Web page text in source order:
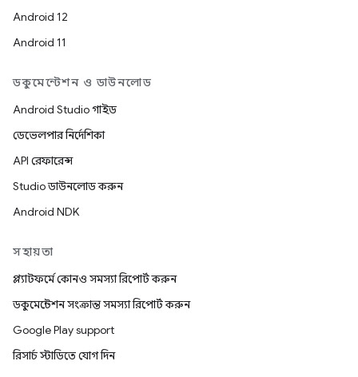
Android 12
Android 11
ডকুমেন্টেশন ও ডাউনলোড
Android Studio গাইড
ডেভেলপার নির্দেশিকা
API রেফারেন্স
Studio ডাউনলোড করুন
Android NDK
সহায়তা
প্ল্যাটফর্মে কোনও সমস্যা রিপোর্ট করুন
ডকুমেন্টেশন সংক্রান্ত সমস্যা রিপোর্ট করুন
Google Play support
রিসার্চ স্টাডিতে যোগ দিন